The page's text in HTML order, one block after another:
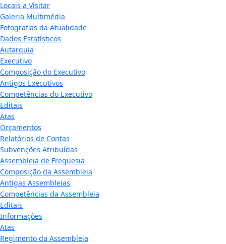
Locais a Visitar
Galeria Multimédia
Fotografias da Atualidade
Dados Estatísticos
Autarquia
Executivo
Composição do Executivo
Antigos Executivos
Competências do Executivo
Editais
Atas
Orçamentos
Relatórios de Contas
Subvenções Atribuídas
Assembleia de Freguesia
Composição da Assembleia
Antigas Assembleias
Competências da Assembleia
Editais
Informações
Atas
Regimento da Assembleia